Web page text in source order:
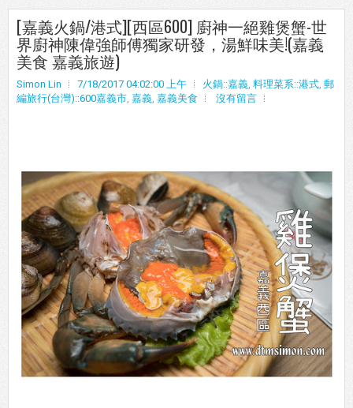
[嘉義火鍋/港式][西區600] 廚神一絕雞煲蟹-世
界廚神陳偉強師傅獨家研發，湯鮮味美!(嘉義
美食 嘉義旅遊)
Simon Lin 7/18/2017 04:02:00 上午 火鍋::嘉義 料理菜系::港式 郵
編旅行(台灣)::600嘉義市 嘉義 嘉義美食 沒有留言